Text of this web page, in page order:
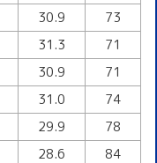
30.9
73
31.3
71
30.9
71
31.0
74
29.9
78
28.6 84